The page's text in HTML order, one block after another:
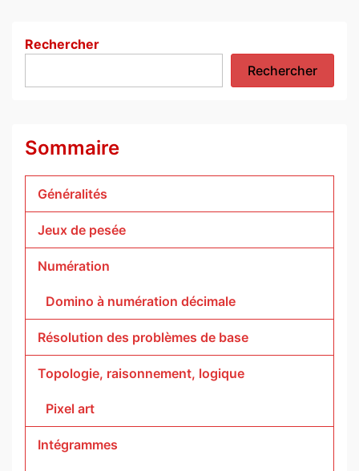
Rechercher
Rechercher
Sommaire
Généralités
Jeux de pesée
Numération
Domino à numération décimale
Résolution des problèmes de base
Topologie, raisonnement, logique
Pixel art
Intégrammes